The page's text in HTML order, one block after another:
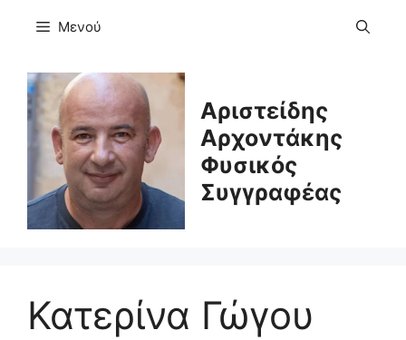
Μενού
Αριστείδης
Αρχοντάκης
Φυσικός
Συγγραφέας
Κατερίνα Γώγου